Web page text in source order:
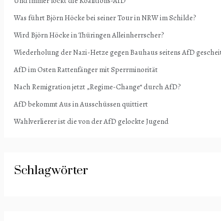
Was führt Björn Höcke bei seiner Tour in NRW im Schilde?
Wird Björn Höcke in Thüringen Alleinherrscher?
Wiederholung der Nazi-Hetze gegen Bauhaus seitens AfD
AfD im Osten Rattenfänger mit Sperrminorität
Nach Remigration jetzt „Regime-Change“ durch AfD?
AfD bekommt Aus in Ausschüssen quittiert
Wahlverlierer ist die von der AfD gelockte Jugend
Schlagwörter